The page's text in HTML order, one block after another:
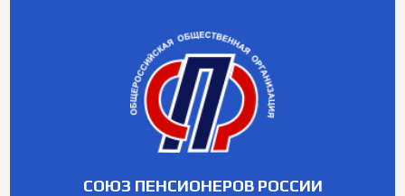
СОЮЗ ПЕНСИОНЕРОВ РОССИИ